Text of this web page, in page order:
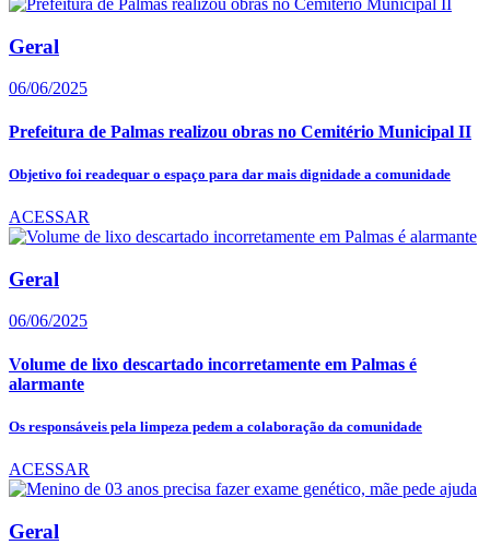
Geral
06/06/2025
Prefeitura de Palmas realizou obras no Cemitério Municipal II
Objetivo foi readequar o espaço para dar mais dignidade a comunidade
ACESSAR
Geral
06/06/2025
Volume de lixo descartado incorretamente em Palmas é
alarmante
Os responsáveis pela limpeza pedem a colaboração da comunidade
ACESSAR
Geral